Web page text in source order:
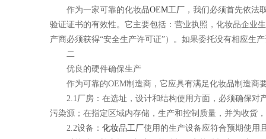
作为一家可靠的化妆品OEM工厂 ，我们必须首先依法
验证证书的有效性。它主要包括：营业执照，化妆品企业
产商必须获得“安全生产许可证”）。如果委托没有相应生
二
优良的硬件确保生产
作为可靠的OEM制造商，它应具有满足化妆品制造商
2.1厂房：在选址，设计和结构使用方面，必须确保
污染源；在指定区域内存储，生产和控制质量，并为收货
2.2设备： 化妆品工厂使用的生产设备应符合预期使用